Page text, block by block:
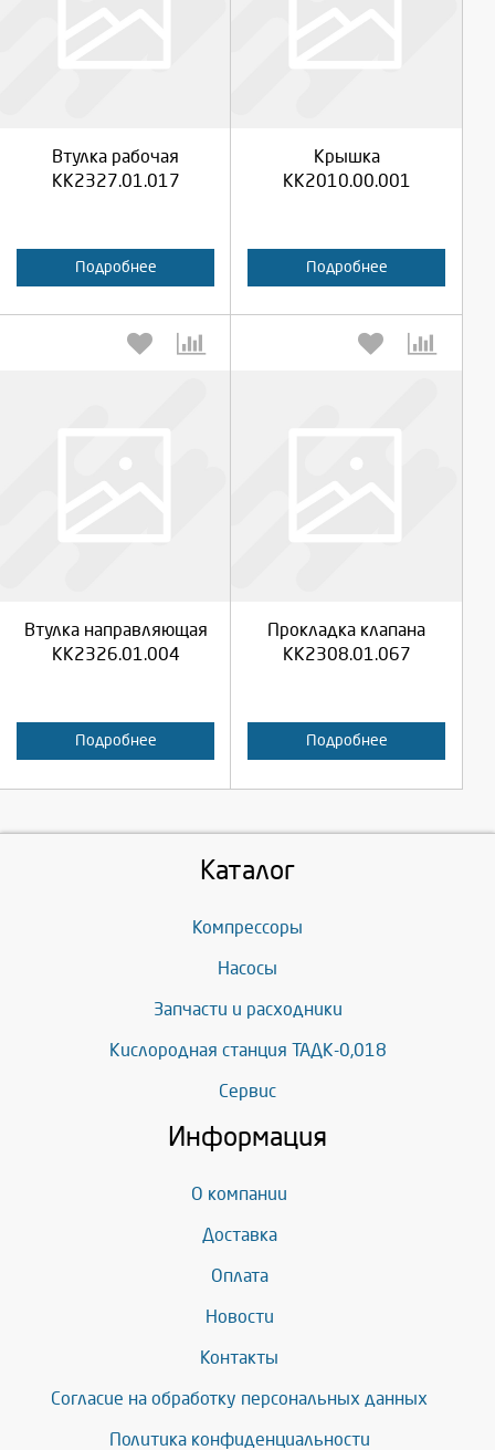
Втулка рабочая
КК2327.01.017
Подробнее
Отмена
Крышка
КК2010.00.001
Подробнее
Отмена
Втулка направляющая
КК2326.01.004
Подробнее
Отмена
Прокладка клапана
КК2308.01.067
Подробнее
Отмена
Каталог
Компрессоры
Насосы
Запчасти и расходники
Кислородная станция ТАДК-0,018
Сервис
Информация
О компании
Доставка
Оплата
Новости
Контакты
Согласие на обработку персональных данных
Политика конфиденциальности